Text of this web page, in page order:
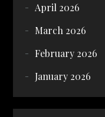
April 2026
March 2026
February 2026
January 2026